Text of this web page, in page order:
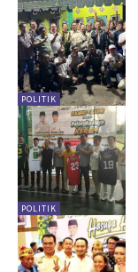
POLITIK
POLITIK